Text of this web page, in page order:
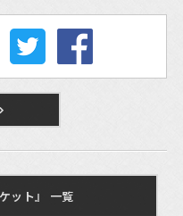
ット』 一覧